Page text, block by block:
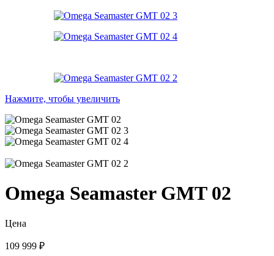
Нажмите, чтобы увеличить
Omega Seamaster GMT 02
Цена
109 999 ₽